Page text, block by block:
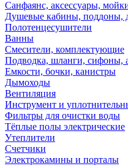
Санфаянс, аксессуары,
Душевые кабины, поддоны,
Полотенцесушители
Ванны
Смесители, комплектующие
Подводка, шланги, сифоны,
Емкости, бочки, канистры
Дымоходы
Вентиляция
Инструмент и
Фильтры для очистки воды
Тёплые полы электрические
Утеплители
Счетчики
Электрокамины и порталы